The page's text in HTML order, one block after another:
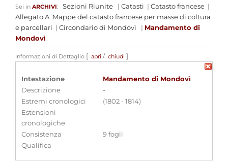
Sei in ARCHIVI: Sezioni Riunite | Catasti | Catasto francese |
Allegato A. Mappe del catasto francese per masse di coltura
e parcellari | Circondario di Mondovì | Mandamento di
Mondovì
Informazioni di Dettaglio [ apri / chiudi ]
Intestazione
Mandamento di Mondovì
Descrizione
-
Estremi cronologici
(1802 - 1814)
Estensioni
cronologiche
-
Consistenza
9 fogli
Qualifica
-